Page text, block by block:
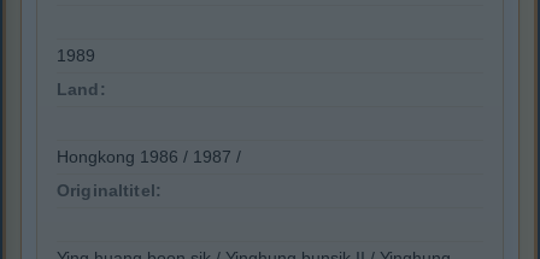
1989
Land:
Hongkong 1986 / 1987 /
Originaltitel: